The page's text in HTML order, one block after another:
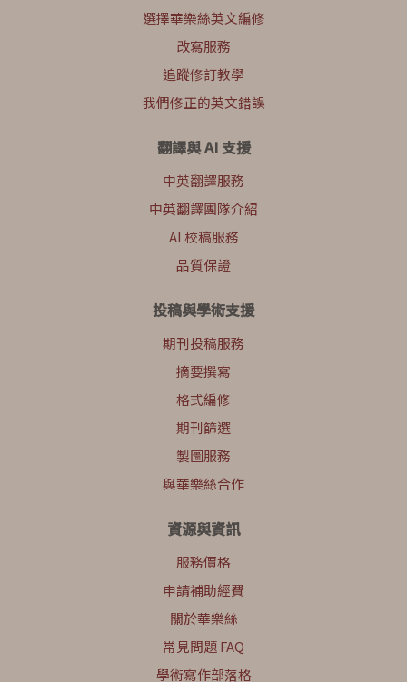
選擇華樂絲英文編修
改寫服務
追蹤修訂教學
我們修正的英文錯誤
翻譯與 AI 支援
中英翻譯服務
中英翻譯團隊介紹
AI 校稿服務
品質保證
投稿與學術支援
期刊投稿服務
摘要撰寫
格式編修
期刊篩選
製圖服務
與華樂絲合作
資源與資訊
服務價格
申請補助經費
關於華樂絲
常見問題 FAQ
學術寫作部落格